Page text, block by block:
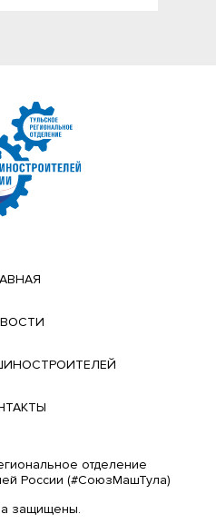
отделение
России (#СоюзМашТула)
защищены.